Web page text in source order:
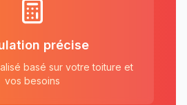
précise
basé sur votre toiture et
vos besoins